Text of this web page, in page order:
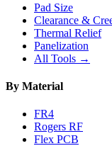
Pad Size
Clearance &
Thermal Relief
Panelization
All Tools →
By Material
FR4
Rogers RF
Flex PCB